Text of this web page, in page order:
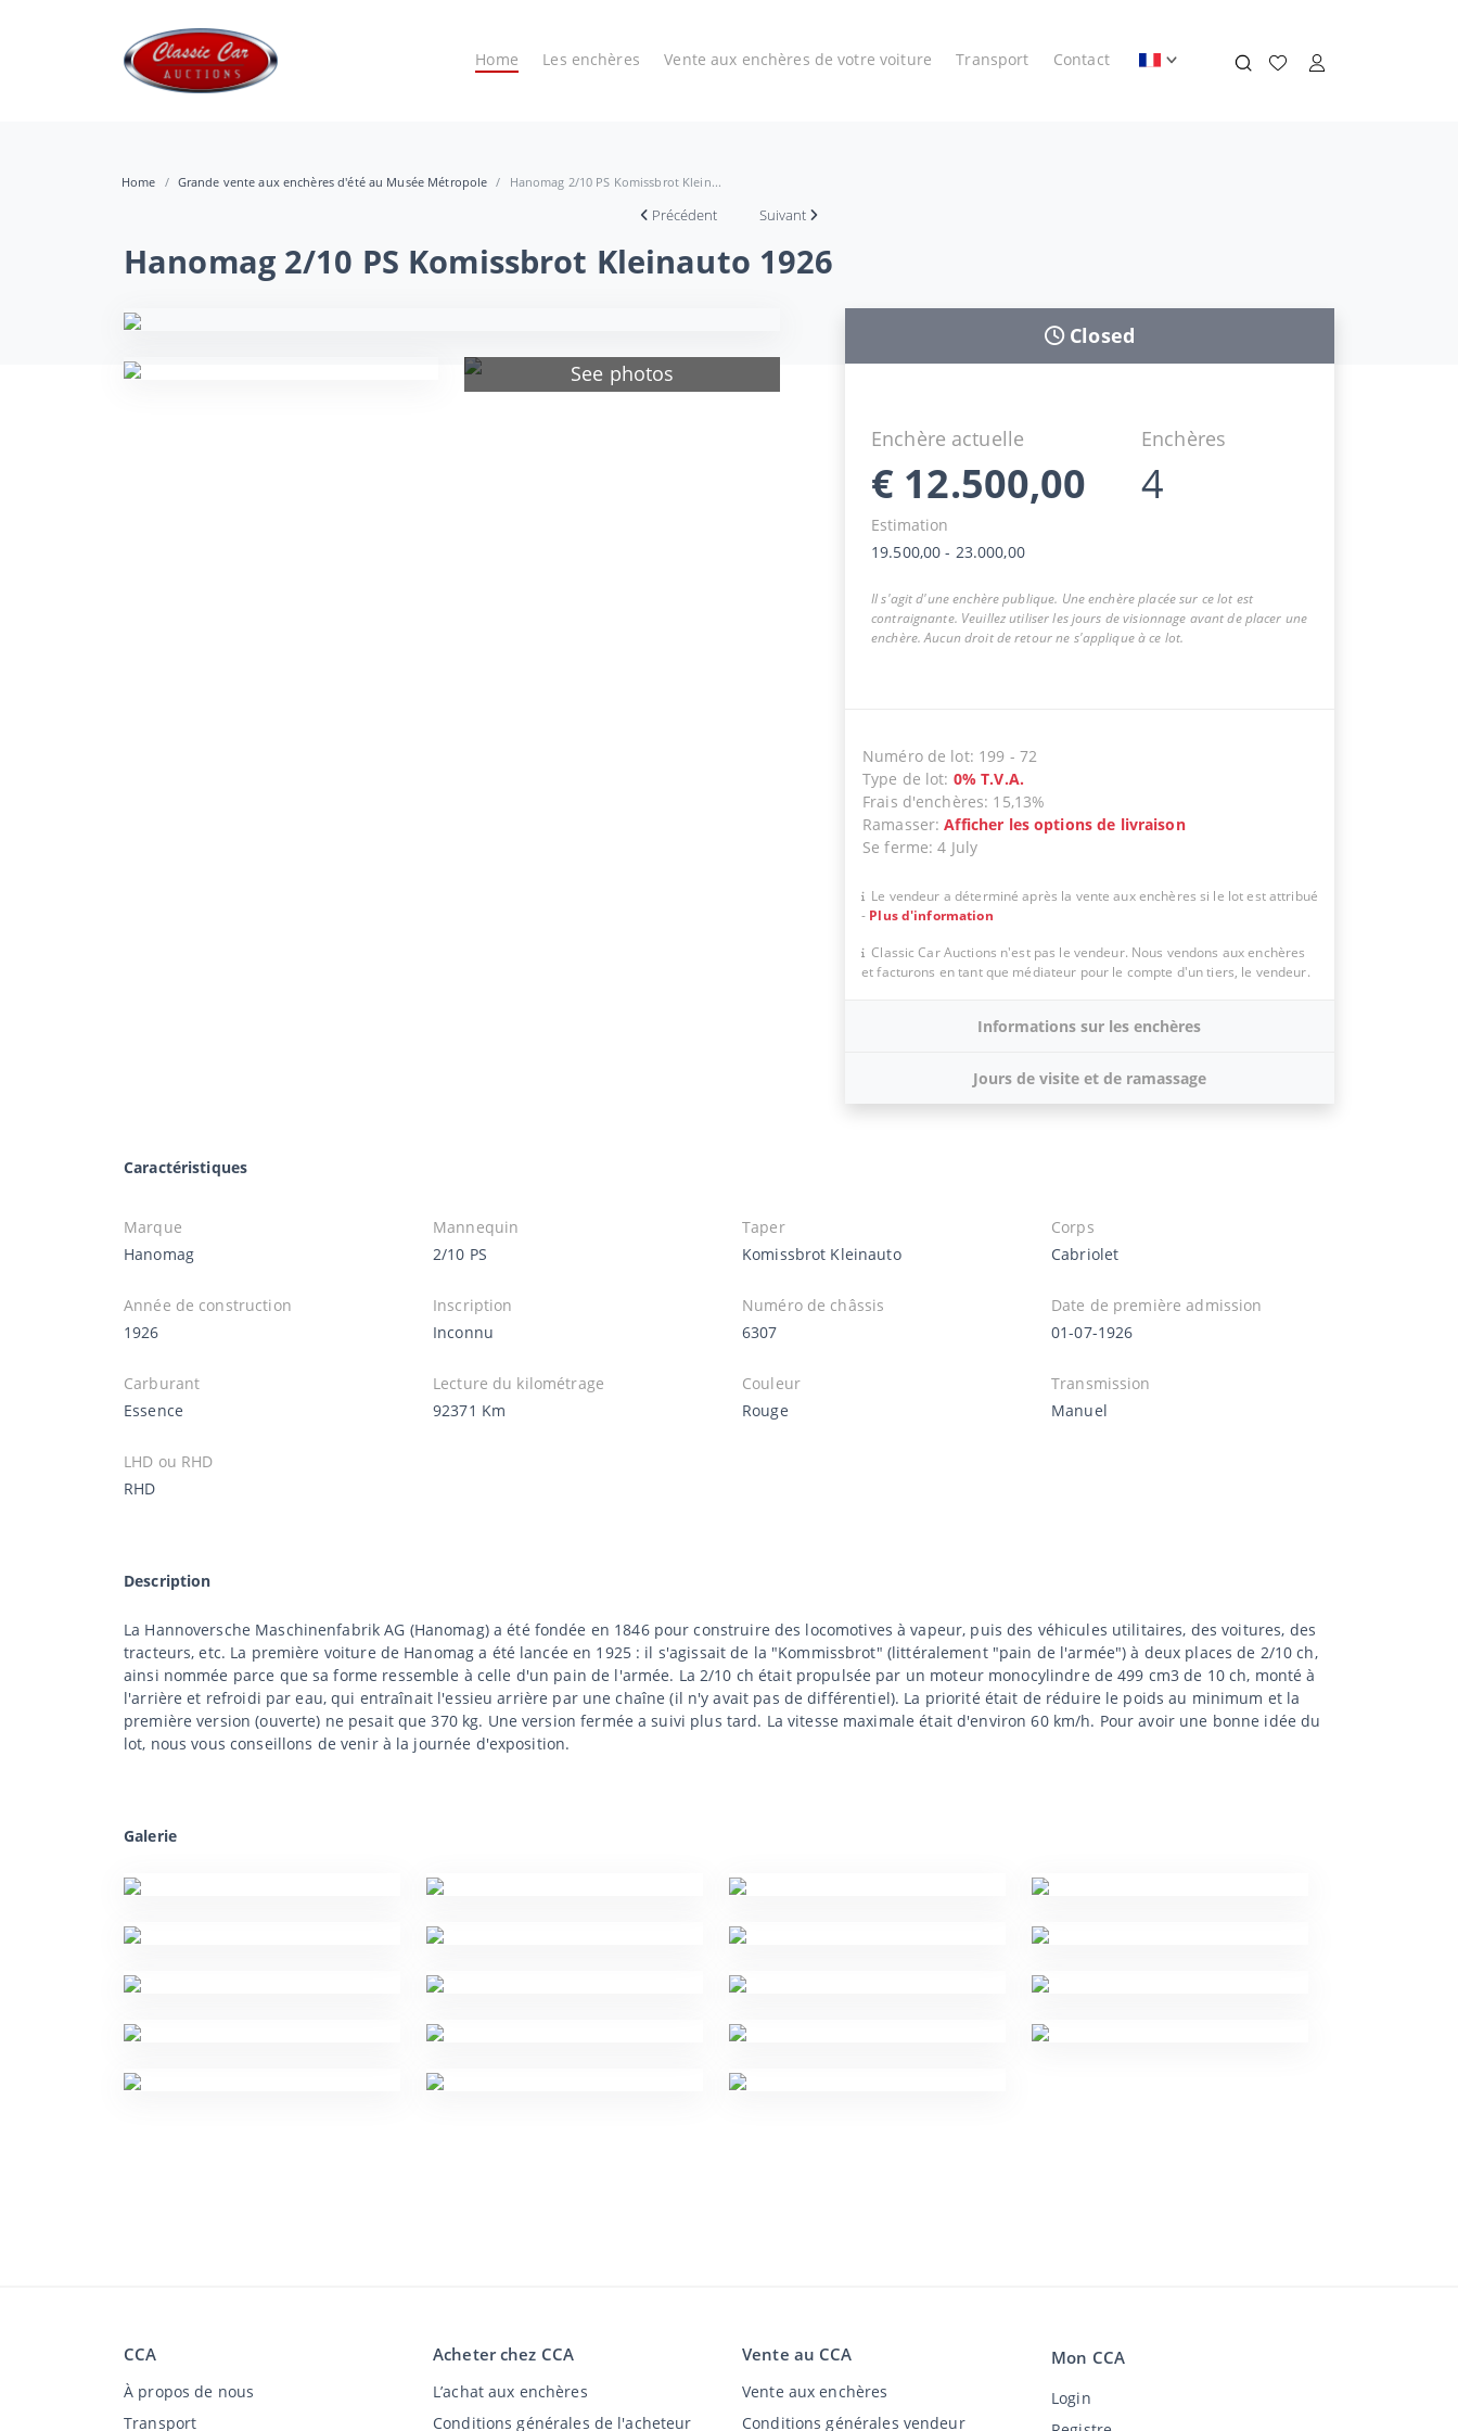
Home Les enchères Vente aux enchères de votre voiture Transport Contact
Home Grande vente aux enchères d'été au Musée Métropole Hanomag 2/10 PS Komissbrot Klein...
Précédent Suivant
Hanomag 2/10 PS Komissbrot Kleinauto 1926
See photos
Closed
Enchère actuelle
€ 12.500,00
Enchères
4
Estimation
19.500,00 - 23.000,00
Il s'agit d'une enchère publique. Une enchère placée sur ce lot est
contraignante. Veuillez utiliser les jours de visionnage avant de placer une
enchère. Aucun droit de retour ne s'applique à ce lot.
Numéro de lot: 199 - 72
Type de lot: 0% T.V.A.
Frais d'enchères: 15,13%
Ramasser:Afficher les options de livraison
Se ferme:4 July
Le vendeur a déterminé après la vente aux enchères si le lot est attribué
- Plus d'information
Classic Car Auctions n'est pas le vendeur. Nous vendons aux enchères
et facturons en tant que médiateur pour le compte d'un tiers, le vendeur.
Informations sur les enchères
Jours de visite et de ramassage
Caractéristiques
Marque
Hanomag
Mannequin
2/10 PS
Taper
Komissbrot Kleinauto
Corps
Cabriolet
Année de construction
1926
Inscription
Inconnu
Numéro de châssis
6307
Date de première admission
01-07-1926
Carburant
Essence
Lecture du kilométrage
92371 Km
Couleur
Rouge
Transmission
Manuel
LHD ou RHD
RHD
Description
La Hannoversche Maschinenfabrik AG (Hanomag) a été fondée en 1846 pour construire des locomotives à vapeur, puis des véhicules utilitaires, des voitures, des
tracteurs, etc. La première voiture de Hanomag a été lancée en 1925 : il s'agissait de la "Kommissbrot" (littéralement "pain de l'armée") à deux places de 2/10 ch,
ainsi nommée parce que sa forme ressemble à celle d'un pain de l'armée. La 2/10 ch était propulsée par un moteur monocylindre de 499 cm3 de 10 ch, monté à
l'arrière et refroidi par eau, qui entraînait l'essieu arrière par une chaîne (il n'y avait pas de différentiel). La priorité était de réduire le poids au minimum et la
première version (ouverte) ne pesait que 370 kg. Une version fermée a suivi plus tard. La vitesse maximale était d'environ 60 km/h. Pour avoir une bonne idée du
lot, nous vous conseillons de venir à la journée d'exposition.
Galerie
CCA
À propos de nous
Transport
Acheter chez CCA
L’achat aux enchères
Conditions générales de l'acheteur
Vente au CCA
Vente aux enchères
Conditions générales vendeur
Mon CCA
Login